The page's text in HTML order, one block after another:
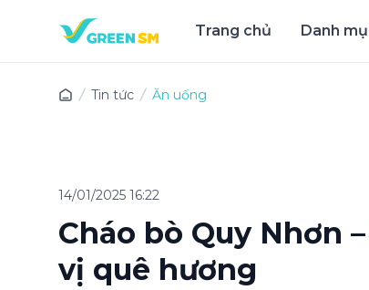
Trang chủ Danh
Tin tức Ăn uống
14/01/2025 16:22
Cháo bò Quy Nhơn
vị quê hương